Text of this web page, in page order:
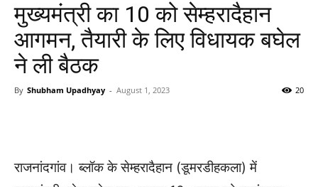
मुख्यमंत्री का 10 को सेम्हरादैहान
आगमन, तैयारी के लिए विधायक बघेल
ने ली बैठक
By Shubham Upadhyay - August 1, 2023 20
राजनांदगांव। ब्लॉक के सेम्हरादैहान (डूमरडीहकला) में